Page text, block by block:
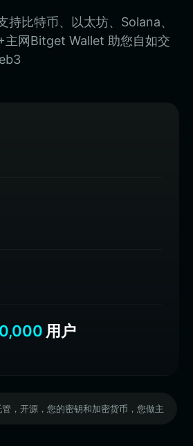
持比特币、以太坊、Solana、
主网Bitget Wallet 助您自如交
用户
管，开源，您的密钥和加密货币，您做主